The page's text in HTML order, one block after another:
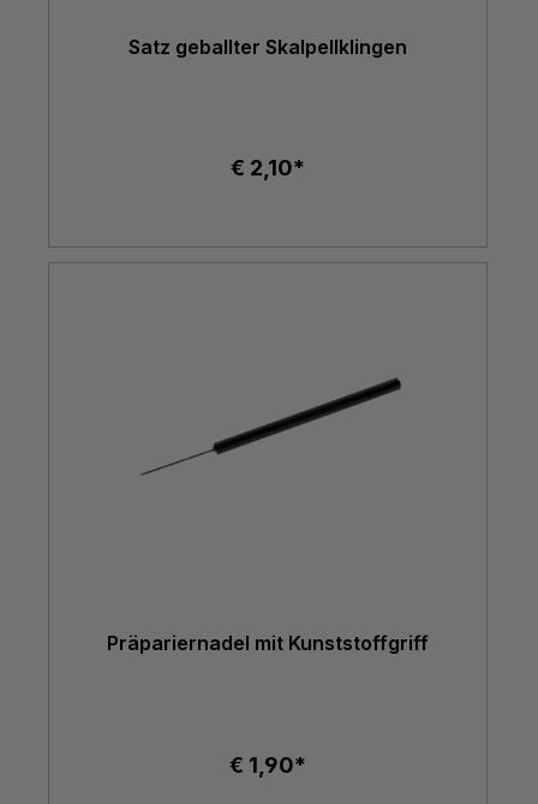
Satz geballter Skalpellklingen
€ 2,10*
Präpariernadel mit Kunststoffgriff
€ 1,90*